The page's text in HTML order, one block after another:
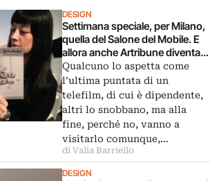
DESIGN
Settimana speciale, per Milano,
quella del Salone del Mobile. E
allora anche Artribune diventa
speciale: non perdetevi il
magazine dedicato alla design
week di aprile
Qualcuno lo aspetta come
l’ultima puntata di un
telefilm, di cui è dipendente,
altri lo snobbano, ma alla
fine, perché no, vanno a
visitarlo comunque,…
di Valia Barriello
DESIGN